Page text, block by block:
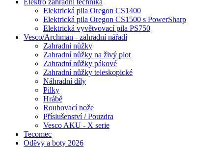
Elektro zahradní technika
Elektrická pila Oregon CS1400
Elektrická pila Oregon CS1500 s PowerSharp
Elektrická vyvětvovací pila PS750
Vesco/Archman - zahradní nářadí
Zahradní nůžky
Zahradní nůžky na živý plot
Zahradní nůžky pákové
Zahradní nůžky teleskopické
Náhradní díly
Pilky
Hrábě
Roubovací nože
Příslušenství / Pouzdra
Vesco AKU - X serie
Tecomec
Oděvy a boty 2026